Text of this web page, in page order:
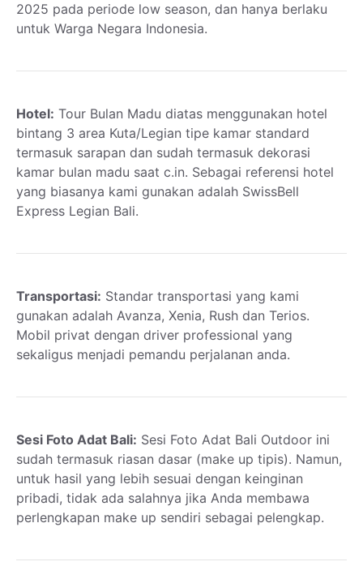
2025 pada periode low season, dan hanya berlaku
untuk Warga Negara Indonesia.
Hotel: Tour Bulan Madu diatas menggunakan hotel
bintang 3 area Kuta/Legian tipe kamar standard
termasuk sarapan dan sudah termasuk dekorasi
kamar bulan madu saat c.in. Sebagai referensi hotel
yang biasanya kami gunakan adalah SwissBell
Express Legian Bali.
Transportasi: Standar transportasi yang kami
gunakan adalah Avanza, Xenia, Rush dan Terios.
Mobil privat dengan driver professional yang
sekaligus menjadi pemandu perjalanan anda.
Sesi Foto Adat Bali: Sesi Foto Adat Bali Outdoor ini
sudah termasuk riasan dasar (make up tipis). Namun,
untuk hasil yang lebih sesuai dengan keinginan
pribadi, tidak ada salahnya jika Anda membawa
perlengkapan make up sendiri sebagai pelengkap.